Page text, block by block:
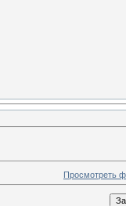
Просмотреть